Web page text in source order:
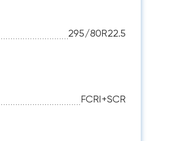
295/80R22.5
FCRI+SCR